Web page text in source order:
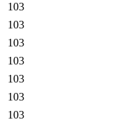
103
103
103
103
103
103
103